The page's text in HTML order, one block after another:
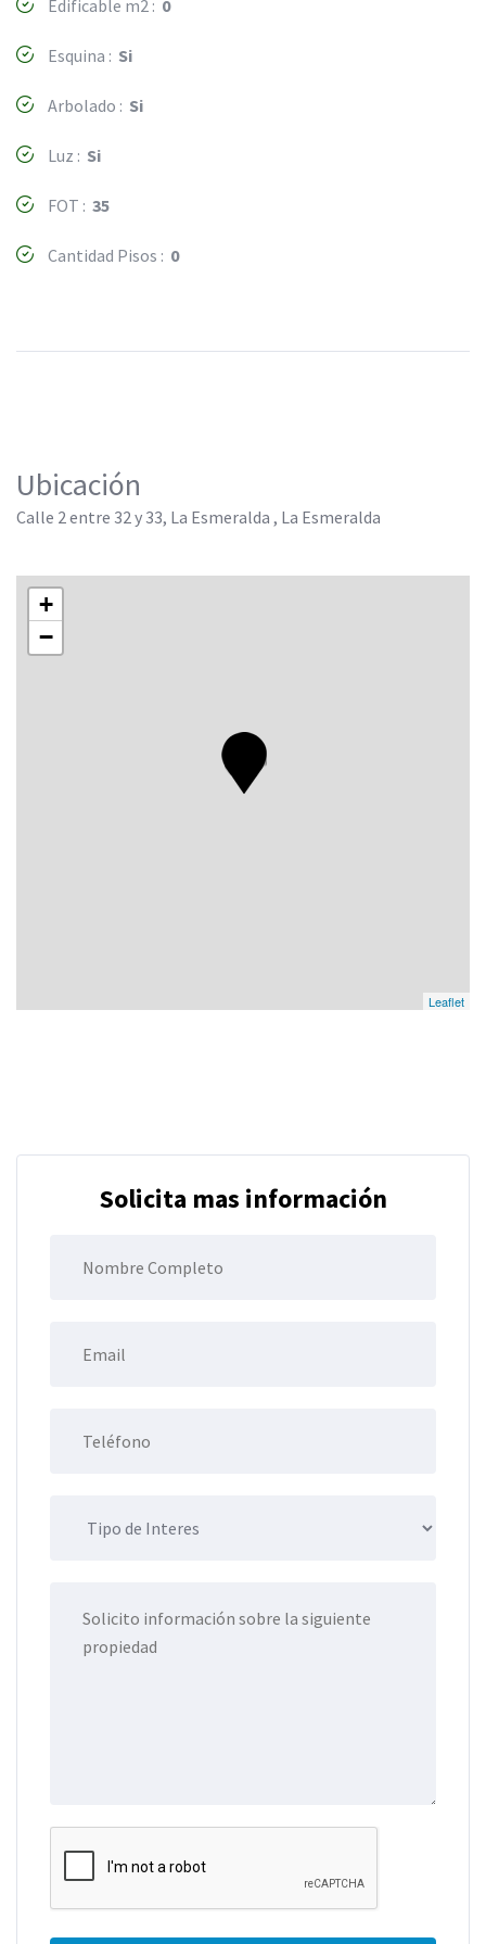
Edificable m2 : 0
Esquina : Si
Arbolado : Si
Luz : Si
FOT : 35
Cantidad Pisos : 0
Ubicación
Calle 2 entre 32 y 33, La Esmeralda , La Esmeralda
+
−
Leaflet
Solicita mas información